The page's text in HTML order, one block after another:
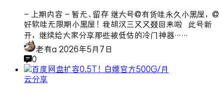
- 上期内容 - 暂无、留存 继大号@有货哇永久小黑屋，@
好软哇无限期小黑屋！我胡汉三又又叕回来啦 此号新
开，继续给大家分享那些被低估的冷门神器……
老有a 2026年5月7日
0
云分享